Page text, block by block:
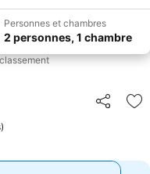
Personnes et chambres
2 personnes, 1 chambre
Partager
)